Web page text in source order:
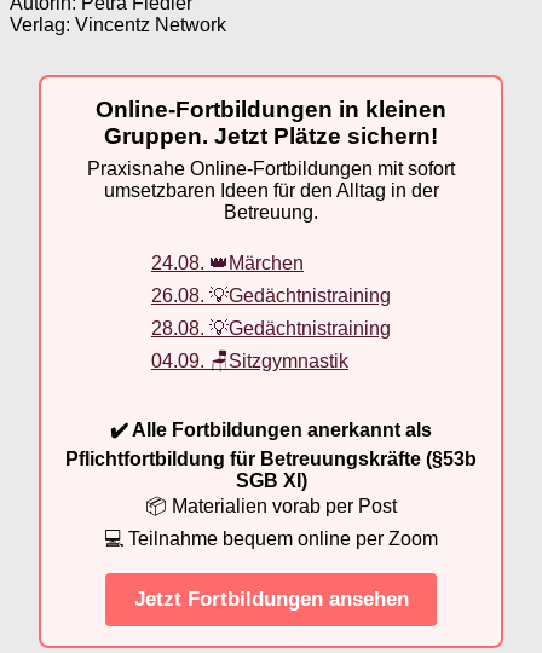
Verlag: Vincentz Network
Online-Fortbildungen in kleinen
Gruppen. Jetzt Plätze sichern!
Praxisnahe Online-Fortbildungen mit sofort
umsetzbaren Ideen für den Alltag in der
Betreuung.
24.08. 👑Märchen
26.08. 💡Gedächtnistraining
28.08. 💡Gedächtnistraining
04.09. 🪑Sitzgymnastik
✔️ Alle Fortbildungen anerkannt als
Pflichtfortbildung für Betreuungskräfte (§53b
SGB XI)
📦 Materialien vorab per Post
💻 Teilnahme bequem online per Zoom
Jetzt Fortbildungen ansehen